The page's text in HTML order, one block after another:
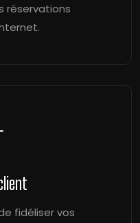
réservations
fidéliser vos